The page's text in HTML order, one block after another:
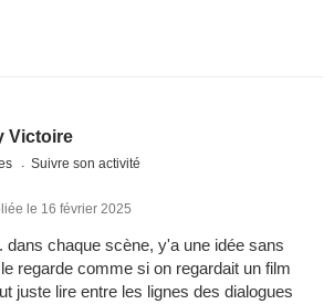
Victoire
Suivre son activité
le 16 février 2025
dans chaque scène, y'a une idée sans
regarde comme si on regardait un film
juste lire entre les lignes des dialogues